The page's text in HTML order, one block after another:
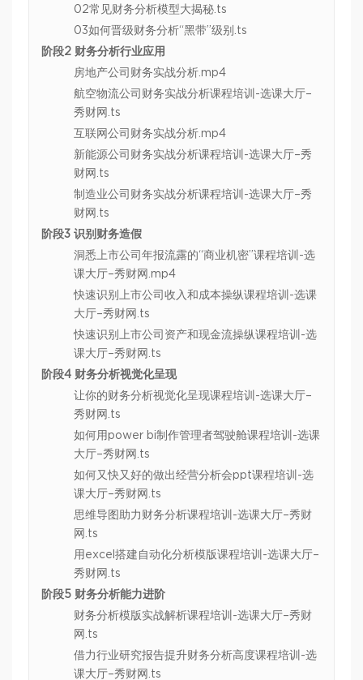
02常见财务分析模型大揭秘.ts
03如何晋级财务分析“黑带”级别.ts
阶段2 财务分析行业应用
房地产公司财务实战分析.mp4
航空物流公司财务实战分析课程培训-选课大厅–
秀财网.ts
互联网公司财务实战分析.mp4
新能源公司财务实战分析课程培训-选课大厅–秀
财网.ts
制造业公司财务实战分析课程培训-选课大厅–秀
财网.ts
阶段3 识别财务造假
洞悉上市公司年报流露的“商业机密”课程培训-选
课大厅–秀财网.mp4
快速识别上市公司收入和成本操纵课程培训-选课
大厅–秀财网.ts
快速识别上市公司资产和现金流操纵课程培训-选
课大厅–秀财网.ts
阶段4 财务分析视觉化呈现
让你的财务分析视觉化呈现课程培训-选课大厅–
秀财网.ts
如何用power bi制作管理者驾驶舱课程培训-选课
大厅–秀财网.ts
如何又快又好的做出经营分析会ppt课程培训-选
课大厅–秀财网.ts
思维导图助力财务分析课程培训-选课大厅–秀财
网.ts
用excel搭建自动化分析模版课程培训-选课大厅–
秀财网.ts
阶段5 财务分析能力进阶
财务分析模版实战解析课程培训-选课大厅–秀财
网.ts
借力行业研究报告提升财务分析高度课程培训-选
课大厅–秀财网.ts